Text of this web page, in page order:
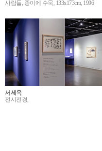
사람들, 종이에 수묵, 133x173cm, 1996
서세옥
전시전경,